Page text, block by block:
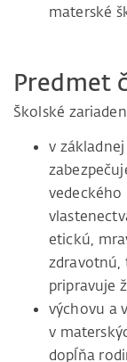
materské
Predmet
Školské
v
vedeckého
etickú,
zdravotnú,
pripravuje
výchovu a
v
dopĺňa